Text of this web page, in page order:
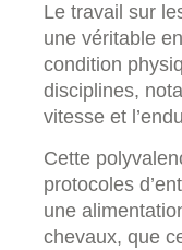
Le travail sur
une véritable
condition
disciplines,
vitesse et
Cette
protocoles
une
chevaux, que